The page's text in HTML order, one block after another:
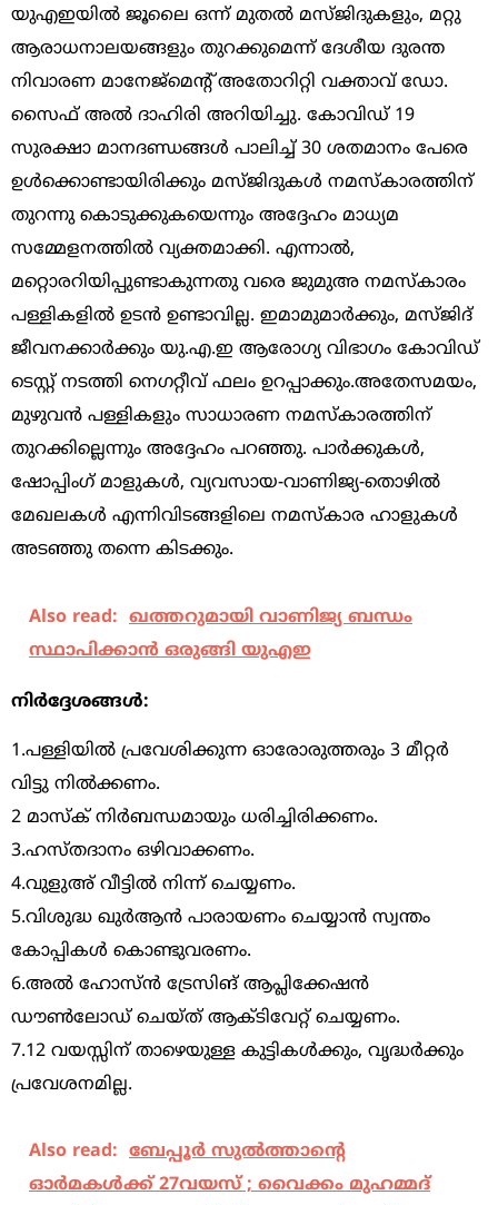
യുഎഇയില്‍ ജൂലൈ ഒന്ന് മുതല്‍ മസ്ജിദുകളും, മറ്റു
ആരാധനാലയങ്ങളും തുറക്കുമെന്ന് ദേശീയ ദുരന്ത
നിവാരണ മാനേജ്മെന്‍റ് അതോറിറ്റി വക്താവ് ഡോ.
സൈഫ് അല്‍ ദാഹിരി അറിയിച്ചു. കോവിഡ് 19
സുരക്ഷാ മാനദണ്ഡങ്ങള്‍ പാലിച്ച് 30 ശതമാനം പേരെ
ഉള്‍ക്കൊണ്ടായിരിക്കും മസ്ജിദുകള്‍ നമസ്‌കാരത്തിന്
തുറന്നു കൊടുക്കുകയെന്നും അദ്ദേഹം മാധ്യമ
സമ്മേളനത്തില്‍ വ്യക്തമാക്കി. എന്നാല്‍,
മറ്റൊരറിയിപ്പുണ്ടാകുന്നതു വരെ ജുമുഅ നമസ്‌കാരം
പള്ളികളില്‍ ഉടന്‍ ഉണ്ടാവില്ല. ഇമാമുമാര്‍ക്കും, മസ്ജിദ്
ജീവനക്കാര്‍ക്കും യു.എ.ഇ ആരോഗ്യ വിഭാഗം കോവിഡ്
ടെസ്റ്റ് നടത്തി നെഗറ്റീവ് ഫലം ഉറപ്പാക്കും.അതേസമയം,
മുഴുവന്‍ പള്ളികളും സാധാരണ നമസ്‌കാരത്തിന്
തുറക്കില്ലെന്നും അദ്ദേഹം പറഞ്ഞു. പാര്‍ക്കുകള്‍,
ഷോപ്പിംഗ് മാളുകള്‍, വ്യവസായ-വാണിജ്യ-തൊഴില്‍
മേഖലകള്‍ എന്നിവിടങ്ങളിലെ നമസ്‌കാര ഹാളുകള്‍
അടഞ്ഞു തന്നെ കിടക്കും.
Also read: ഖത്തറുമായി വാണിജ്യ ബന്ധം
സ്ഥാപിക്കാന്‍ ഒരുങ്ങി യുഎഇ
നിര്‍ദ്ദേശങ്ങള്‍:
1.പള്ളിയില്‍ പ്രവേശിക്കുന്ന ഓരോരുത്തരും 3 മീറ്റര്‍
വിട്ടു നില്‍ക്കണം.
2 മാസ്‌ക് നിര്‍ബന്ധമായും ധരിച്ചിരിക്കണം.
3.ഹസ്തദാനം ഒഴിവാക്കണം.
4.വുളുഅ് വീട്ടില്‍ നിന്ന് ചെയ്യണം.
5.വിശുദ്ധ ഖുര്‍ആന്‍ പാരായണം ചെയ്യാന്‍ സ്വന്തം
കോപ്പികള്‍ കൊണ്ടുവരണം.
6.അല്‍ ഹോസ്ന്‍ ട്രേസിങ് ആപ്ലിക്കേഷന്‍
ഡൗണ്‍ലോഡ് ചെയ്ത് ആക്ടിവേറ്റ് ചെയ്യണം.
7.12 വയസ്സിന് താഴെയുള്ള കുട്ടികള്‍ക്കും, വൃദ്ധര്‍ക്കും
പ്രവേശനമില്ല.
Also read: ബേപ്പൂര്‍ സുല്‍ത്താന്റെ
ഓര്‍മകള്‍ക്ക് 27വയസ് ; വൈക്കം മുഹമ്മദ്